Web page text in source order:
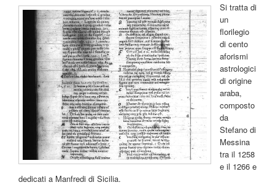
Si tratta di
un
florilegio
di cento
aforismi
astrologici
di origine
araba,
composto
da
Stefano di
Messina
tra il 1258
e il 1266 e
dedicati a Manfredi di Sicilia.